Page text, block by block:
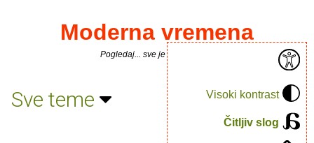
Visoki kontrast
Čitljiv slog
Moderna vremena
Pogledaj... sve je puno knjiga.
Sve teme